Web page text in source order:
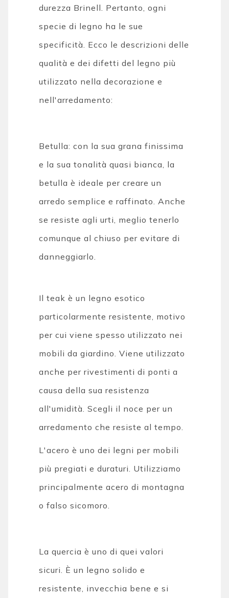
durezza Brinell. Pertanto, ogni
specie di legno ha le sue
specificità. Ecco le descrizioni delle
qualità e dei difetti del legno più
utilizzato nella decorazione e
nell'arredamento:
Betulla: con la sua grana finissima
e la sua tonalità quasi bianca, la
betulla è ideale per creare un
arredo semplice e raffinato. Anche
se resiste agli urti, meglio tenerlo
comunque al chiuso per evitare di
danneggiarlo.
Il teak è un legno esotico
particolarmente resistente, motivo
per cui viene spesso utilizzato nei
mobili da giardino. Viene utilizzato
anche per rivestimenti di ponti a
causa della sua resistenza
all'umidità. Scegli il noce per un
arredamento che resiste al tempo.
L'acero è uno dei legni per mobili
più pregiati e duraturi. Utilizziamo
principalmente acero di montagna
o falso sicomoro.
La quercia è uno di quei valori
sicuri. È un legno solido e
resistente, invecchia bene e si